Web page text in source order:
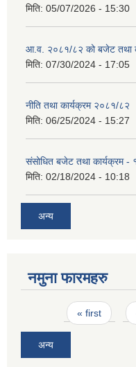
मिति: 05/07/2026 - 15:30
आ.व. २०८१/८२ को बजेट तथा
मिति: 07/30/2024 - 17:05
नीति तथा कार्यक्रम २०८१/८२
मिति: 06/25/2024 - 15:27
संसोधित बजेट तथा कार्यक्रम
मिति: 02/18/2024 - 10:18
अन्य
नमुना फारमहरु
Pages« first
अन्य